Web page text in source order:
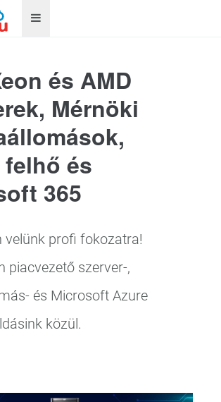
és AMD
Mérnöki
és
365
velünk profi fokozatra!
piacvezető szerver-,
és Microsoft Azure
közül.